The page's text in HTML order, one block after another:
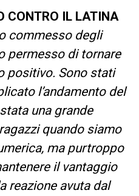
CONTRO IL LATINA
commesso degli
permesso di tornare
positivo. Sono stati
l’andamento del
una grande
quando siamo
ma purtroppo
il vantaggio
reazione avuta dal